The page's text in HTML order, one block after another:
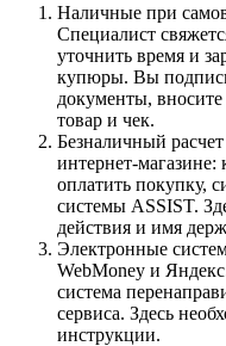
Наличные при
Специалист
уточнить время и
купюры. Вы
документы,
товар и чек.
Безналичный
интернет-
оплатить покупку,
системы ASSIST.
действия и имя
Электронные
WebMoney и
система
сервиса. Здесь
инструкции.